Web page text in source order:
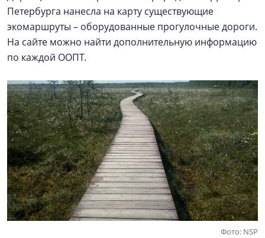
Петербурга нанесла на карту существующие
экомаршруты – оборудованные прогулочные дороги.
На сайте можно найти дополнительную информацию
по каждой ООПТ.
Фото: NSP